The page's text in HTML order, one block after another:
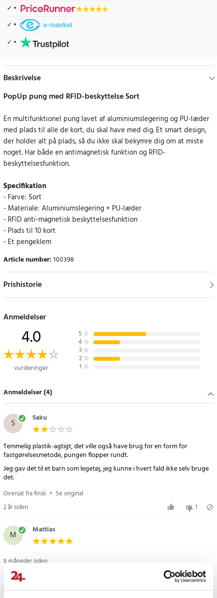
Beskrivelse
PopUp pung med RFID-beskyttelse Sort
En multifunktionel pung lavet af aluminiumslegering og PU-læder
med plads til alle de kort, du skal have med dig. Et smart design,
der holder alt på plads, så du ikke skal bekymre dig om at miste
noget. Har både en antimagnetisk funktion og RFID-
beskyttelsesfunktion.
Specifikation
- Farve: Sort
- Materiale: Aluminiumslegering + PU-læder
- RFID anti-magnetisk beskyttelsesfunktion
- Plads til 10 kort
- Et pengeklem
Article number:100398
Prishistorie
Anmeldelser
4.0
vurderinger
5 ☆
4 ☆
3 ☆
2 ☆
1 ☆
Anmeldelser (4)
S Saku
Temmelig plastik-agtigt, det ville også have brug for en form for
fastgørelsesmetode, pungen flopper rundt.
Jeg gav det til et barn som legetøj, jeg kunne i hvert fald ikke selv bruge
det.
Oversat fra finsk • Se original
2 år siden
1
M Mattias
9 måneder siden